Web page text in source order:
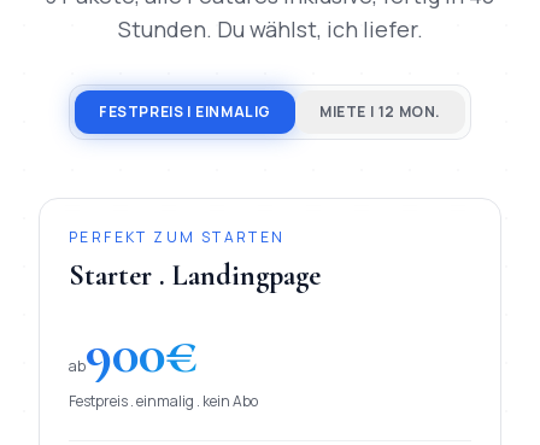
Stunden. Du wählst, ich liefer.
FESTPREIS | EINMALIG MIETE | 12 MON.
PERFEKT ZUM STARTEN
Starter . Landingpage
ab900€
Festpreis . einmalig . kein Abo